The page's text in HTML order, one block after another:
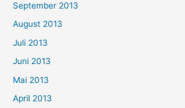
September 2013
August 2013
Juli 2013
Juni 2013
Mai 2013
April 2013